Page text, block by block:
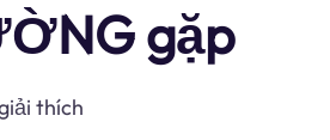
gặp
thích